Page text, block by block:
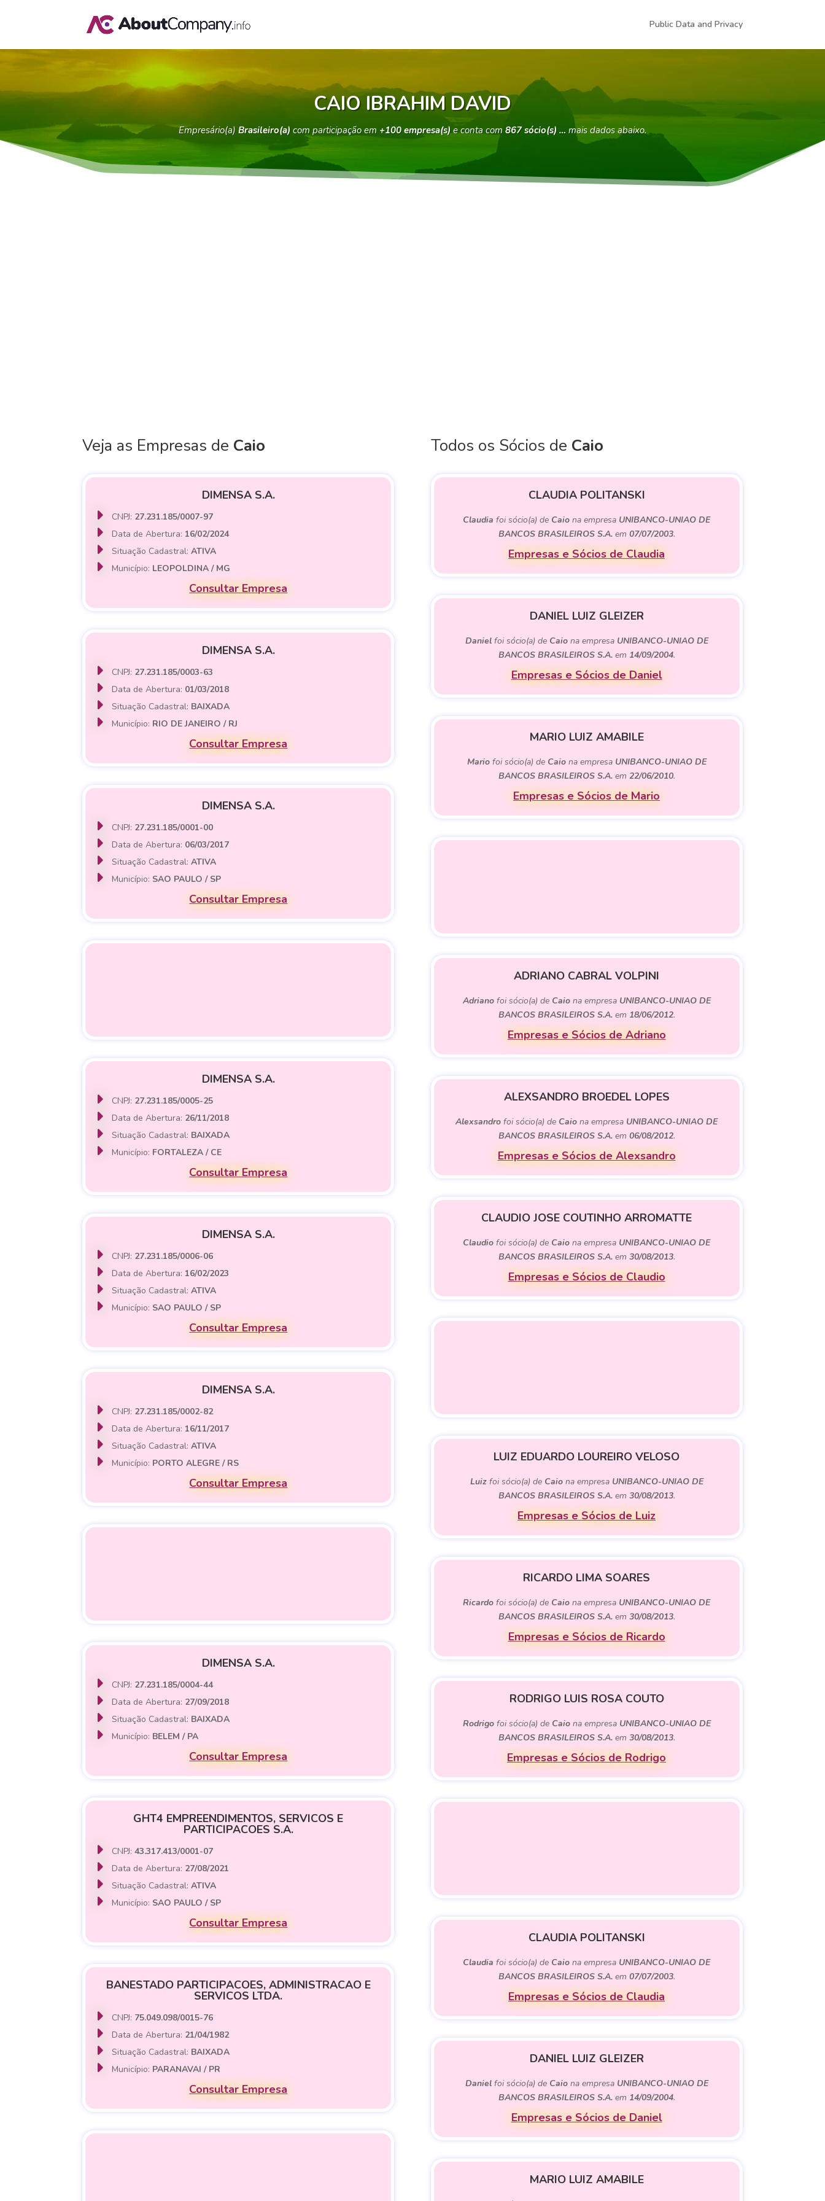
Public Data and Privacy
CAIO IBRAHIM DAVID
Empresário(a) Brasileiro(a) com participação em +100 empresa(s)e conta com 867 sócio(s) … mais dados abaixo.
Veja as Empresas de Caio
DIMENSA S.A.
CNPJ: 27.231.185/0007-97
Data de Abertura: 16/02/2024
Situação Cadastral:ATIVA
Município: LEOPOLDINA / MG
Consultar Empresa
DIMENSA S.A.
CNPJ: 27.231.185/0003-63
Data de Abertura: 01/03/2018
Situação Cadastral: BAIXADA
Município: RIO DE JANEIRO / RJ
Consultar Empresa
DIMENSA S.A.
CNPJ: 27.231.185/0001-00
Data de Abertura: 06/03/2017
Situação Cadastral:ATIVA
Município: SAO PAULO / SP
Consultar Empresa
DIMENSA S.A.
CNPJ: 27.231.185/0005-25
Data de Abertura: 26/11/2018
Situação Cadastral: BAIXADA
Município: FORTALEZA / CE
Consultar Empresa
DIMENSA S.A.
CNPJ: 27.231.185/0006-06
Data de Abertura: 16/02/2023
Situação Cadastral:ATIVA
Município: SAO PAULO / SP
Consultar Empresa
DIMENSA S.A.
CNPJ: 27.231.185/0002-82
Data de Abertura: 16/11/2017
Situação Cadastral:ATIVA
Município: PORTO ALEGRE / RS
Consultar Empresa
DIMENSA S.A.
CNPJ: 27.231.185/0004-44
Data de Abertura: 27/09/2018
Situação Cadastral: BAIXADA
Município: BELEM / PA
Consultar Empresa
GHT4 EMPREENDIMENTOS, SERVICOS E
PARTICIPACOES S.A.
CNPJ:43.317.413/0001-07
Data de Abertura: 27/08/2021
Situação Cadastral:ATIVA
Município: SAO PAULO / SP
Consultar Empresa
BANESTADO PARTICIPACOES, ADMINISTRACAO E
SERVICOS LTDA.
CNPJ: 75.049.098/0015-76
Data de Abertura: 21/04/1982
Situação Cadastral: BAIXADA
Município: PARANAVAI / PR
Consultar Empresa
Todos os Sócios de Caio
CLAUDIA POLITANSKI
Claudia foi sócio(a) de Caio na empresa UNIBANCO-UNIAO DE
BANCOS BRASILEIROS S.A.em 07/07/2003.
Empresas e Sócios de Claudia
DANIEL LUIZ GLEIZER
Danielfoi sócio(a) de Caiona empresa UNIBANCO-UNIAO DE
BANCOS BRASILEIROS S.A.em 14/09/2004.
Empresas e Sócios de Daniel
MARIO LUIZ AMABILE
Mariofoi sócio(a) de Caiona empresa UNIBANCO-UNIAO DE
BANCOS BRASILEIROS S.A.em 22/06/2010.
Empresas e Sócios de Mario
ADRIANO CABRAL VOLPINI
Adrianofoi sócio(a) de Caiona empresa UNIBANCO-UNIAO DE
BANCOS BRASILEIROS S.A.em 18/06/2012.
Empresas e Sócios de Adriano
ALEXSANDRO BROEDEL LOPES
Alexsandro foi sócio(a) de Caio na empresa UNIBANCO-UNIAO DE
BANCOS BRASILEIROS S.A.em 06/08/2012.
Empresas e Sócios de Alexsandro
CLAUDIO JOSE COUTINHO ARROMATTE
Claudio foi sócio(a) de Caio na empresa UNIBANCO-UNIAO DE
BANCOS BRASILEIROS S.A.em 30/08/2013.
Empresas e Sócios de Claudio
LUIZ EDUARDO LOUREIRO VELOSO
Luizfoi sócio(a) de Caiona empresa UNIBANCO-UNIAO DE
BANCOS BRASILEIROS S.A.em 30/08/2013.
Empresas e Sócios de Luiz
RICARDO LIMA SOARES
Ricardo foi sócio(a) de Caio na empresa UNIBANCO-UNIAO DE
BANCOS BRASILEIROS S.A.em 30/08/2013.
Empresas e Sócios de Ricardo
RODRIGO LUIS ROSA COUTO
Rodrigofoi sócio(a) de Caiona empresa UNIBANCO-UNIAO DE
BANCOS BRASILEIROS S.A.em 30/08/2013.
Empresas e Sócios de Rodrigo
CLAUDIA POLITANSKI
Claudia foi sócio(a) de Caio na empresa UNIBANCO-UNIAO DE
BANCOS BRASILEIROS S.A.em 07/07/2003.
Empresas e Sócios de Claudia
DANIEL LUIZ GLEIZER
Danielfoi sócio(a) de Caiona empresa UNIBANCO-UNIAO DE
BANCOS BRASILEIROS S.A.em 14/09/2004.
Empresas e Sócios de Daniel
MARIO LUIZ AMABILE